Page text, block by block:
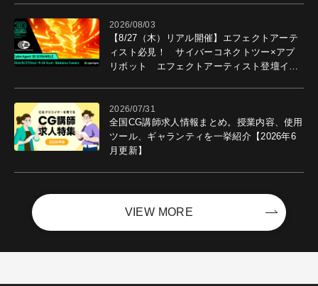
2026/08/03
【8/27（木）リアル開催】エフェクトアーテ
ィスト必見！ サイバーコネクトツー×アプ
リボット エフェクトアーティスト登壇イベ
2026/07/31
全国CG講師求人情報まとめ。授業内容、使用
ツール、ギャランティを一挙紹介【2026年6
月更新】
VIEW MORE